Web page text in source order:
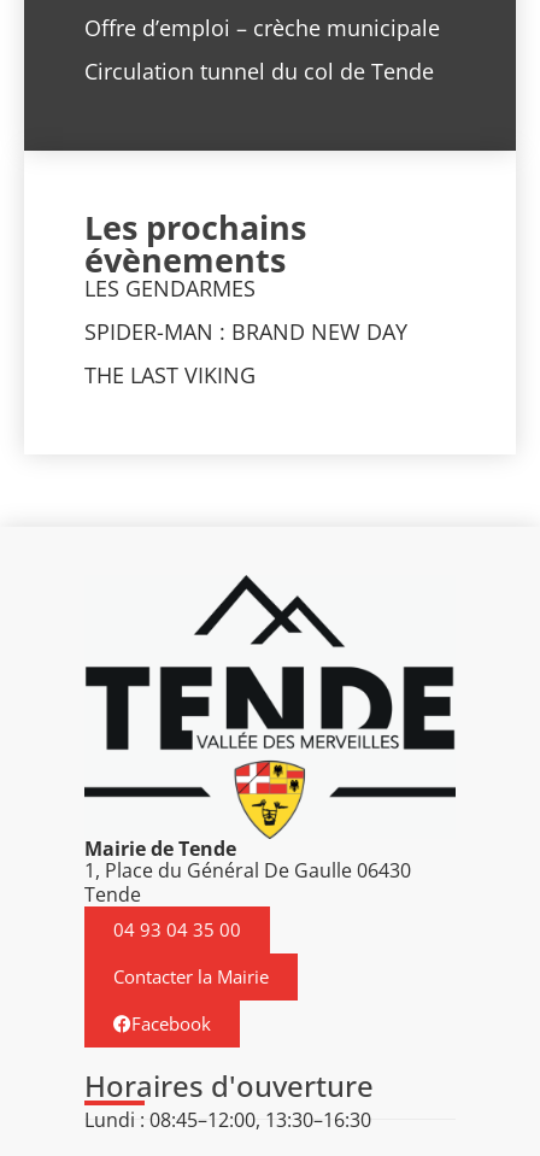
Offre d’emploi – crèche municipale
Circulation tunnel du col de Tende
Les prochains
évènements
LES GENDARMES
SPIDER-MAN : BRAND NEW DAY
THE LAST VIKING
Mairie de Tende
1, Place du Général De Gaulle 06430
Tende
04 93 04 35 00
Contacter la Mairie
Facebook
Horaires d'ouverture
Lundi : 08:45–12:00, 13:30–16:30